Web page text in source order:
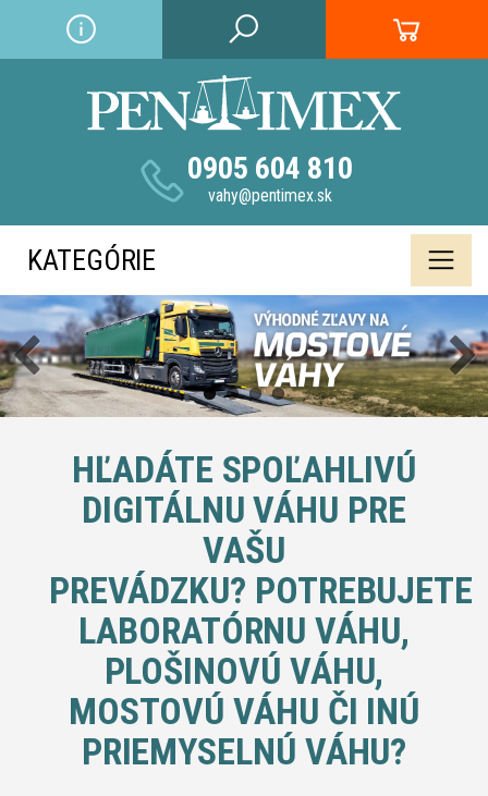
0905 604 810
vahy@pentimex.sk
KATEGÓRIE
HĽADÁTE SPOĽAHLIVÚ
DIGITÁLNU VÁHU PRE
VAŠU
PREVÁDZKU? POTREBUJETE
LABORATÓRNU VÁHU,
PLOŠINOVÚ VÁHU,
MOSTOVÚ VÁHU ČI INÚ
PRIEMYSELNÚ VÁHU?